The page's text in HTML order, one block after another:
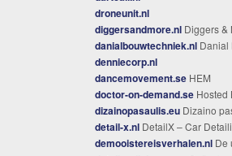
droneunit.nl
diggersandmore.nl Diggers &
danialbouwtechniek.nl Danial
denniecorp.nl
dancemovement.se HEM
doctor-on-demand.se Hosted
dizainopasaulis.eu Dizaino
detail-x.nl DetailX – Car
demooistereisverhalen.nl De